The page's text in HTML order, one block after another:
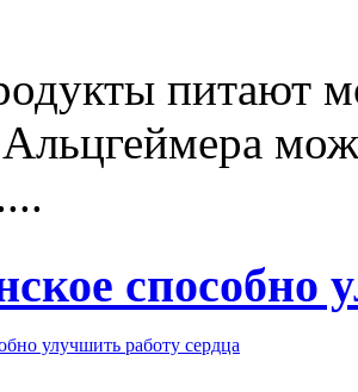
питают
Альцгеймера
способно